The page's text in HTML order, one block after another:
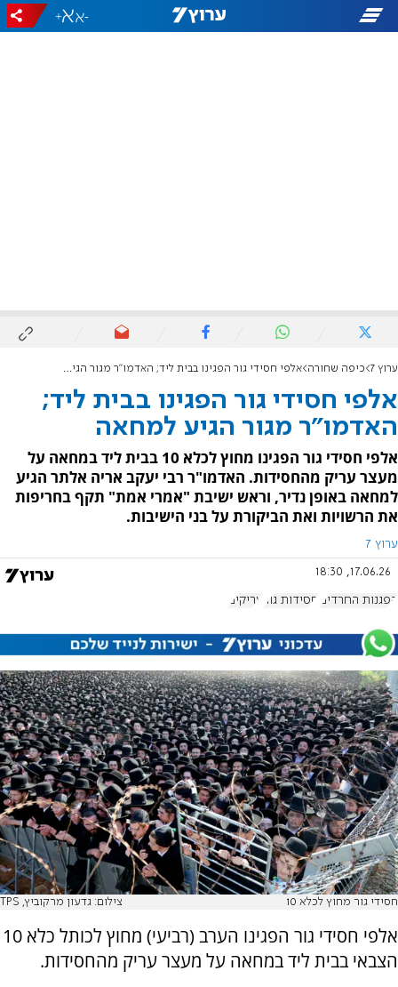
-
+
ערוץ 7 כיפה שחורה אלפי חסידי גור הפגינו בבית ליד; האדמו"ר מגור הגיע למחאה
אלפי חסידי גור הפגינו בבית ליד;
האדמו"ר מגור הגיע למחאה
אלפי חסידי גור הפגינו מחוץ לכלא 10 בבית ליד במחאה על
מעצר עריק מהחסידות. האדמו"ר רבי יעקב אריה אלתר הגיע
למחאה באופן נדיר, וראש ישיבת "אמרי אמת" תקף בחריפות
את הרשויות ואת הביקורת על בני הישיבות.
ערוץ 7
17.06.26, 18:30
הפגנות החרדים חסידות גור עריקים
חסידי גור מחוץ לכלא 10 צילום: גדעון מרקוביץ, TPS
אלפי חסידי גור הפגינו הערב (רביעי) מחוץ לכותל כלא 10
הצבאי בבית ליד במחאה על מעצר עריק מהחסידות.